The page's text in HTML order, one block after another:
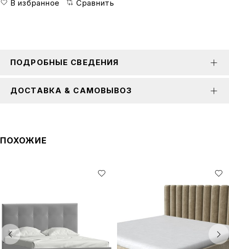
В избранное Сравнить
ПОДРОБНЫЕ СВЕДЕНИЯ
ДОСТАВКА & САМОВЫВОЗ
ПОХОЖИЕ